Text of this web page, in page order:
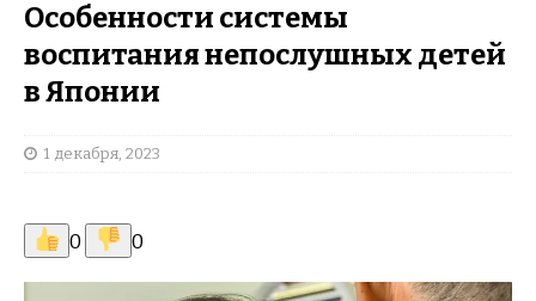
Особенности системы
воспитания непослушных детей
в Японии
1 декабря, 2023
0 0